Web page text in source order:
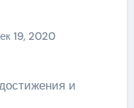
19, 2020